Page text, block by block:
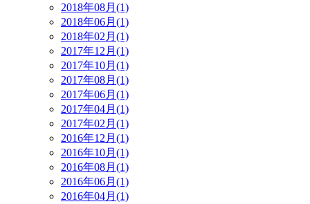
2018年08月(1)
2018年06月(1)
2018年02月(1)
2017年12月(1)
2017年10月(1)
2017年08月(1)
2017年06月(1)
2017年04月(1)
2017年02月(1)
2016年12月(1)
2016年10月(1)
2016年08月(1)
2016年06月(1)
2016年04月(1)